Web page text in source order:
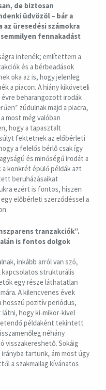
de biztosan
üdvözöl – bár a
az üresedési számokra
fennakadást
intenék; említettem a
és a bérbeadások
oka az is, hogy jelenleg
a piacon. A hiány kiköveteli
beharangozott irodák
zúdulnak majd a piacra,
most még valóban
hogy a tapasztalt
fektetnek az előbérleti
a felelős bérlő csak így
és minőségű irodát a
konkrét épülő példák azt
beruházásaikat
ezért is fontos, hiszen
előbérleti szerződéssel a
tranzakciók”.
is fontos dolgok
inkább arról van szó,
strukturális
egy része láthatatlan
A kilencvenes évek
pozitív periódus,
hogy ki-mikor-kivel
példaként tekintett
néhány
visszakereshető. Sokáig
tartunk, ám most úgy
a szakmailag kívánatos